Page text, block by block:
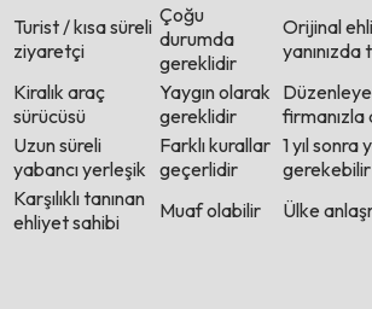
Turist / kısa süreli
ziyaretçi
Çoğu
durumda
gereklidir
Orijinal
yanınızda
Kiralık araç
sürücüsü
Yaygın olarak
gereklidir
firmanızla
Uzun süreli
yabancı yerleşik
Farklı kurallar
geçerlidir
1 yıl
gerekebilir
Karşılıklı tanınan
ehliyet sahibi
Muaf olabilir Ülke